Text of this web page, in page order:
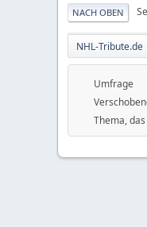
NACH OBEN
NHL-Tribute.de
Umfrage
Thema,